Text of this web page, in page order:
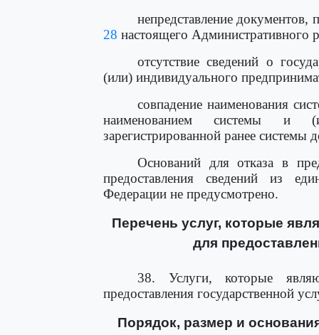
непредставление
28 настоящего Административного
отсутствие сведений о
(или) индивидуального
совпадение наименования
наименованием системы и
зарегистрированной ранее системы
Оснований для отказа в
предоставления сведений из
Федерации не предусмотрено.
Перечень услуг, которые
для
38. Услуги, которые
предоставления государственной
Порядок, размер и